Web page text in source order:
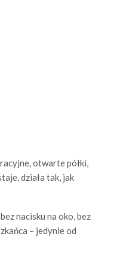
otwarte półki,
działa tak, jak
nacisku na oko, bez
– jedynie od